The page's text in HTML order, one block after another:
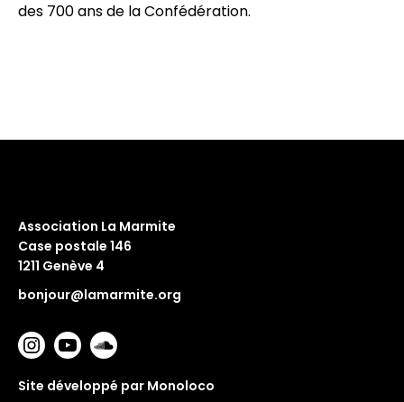
des 700 ans de la Confédération.
Association La Marmite
Case postale 146
1211 Genève 4
bonjour@lamarmite.org
Site développé par Monoloco